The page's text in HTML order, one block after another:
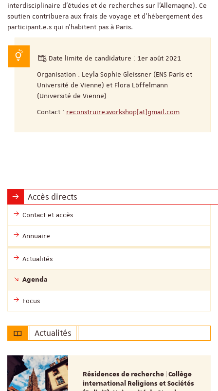
interdisciplinaire d’études et de recherches sur l’Allemagne). Ce
soutien contribuera aux frais de voyage et d'hébergement des
participant.e.s qui n’habitent pas à Paris.
Date limite de candidature : 1er août 2021
Organisation : Leyla Sophie Gleissner (ENS Paris et
Université de Vienne) et Flora Löffelmann
(Université de Vienne)
Contact : reconstruire.workshop[at]gmail.com
Accès directs
Contact et accès
Annuaire
Actualités
Agenda
Focus
Actualités
Résidences de recherche | Collège
international Religions et Sociétés